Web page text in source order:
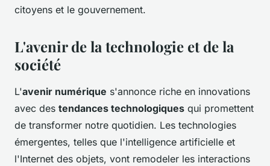
citoyens et le gouvernement.
L'avenir de la technologie et de la
société
L'avenir numérique s'annonce riche en innovations
avec des tendances technologiques qui promettent
de transformer notre quotidien. Les technologies
émergentes, telles que l'intelligence artificielle et
l'Internet des objets, vont remodeler les interactions